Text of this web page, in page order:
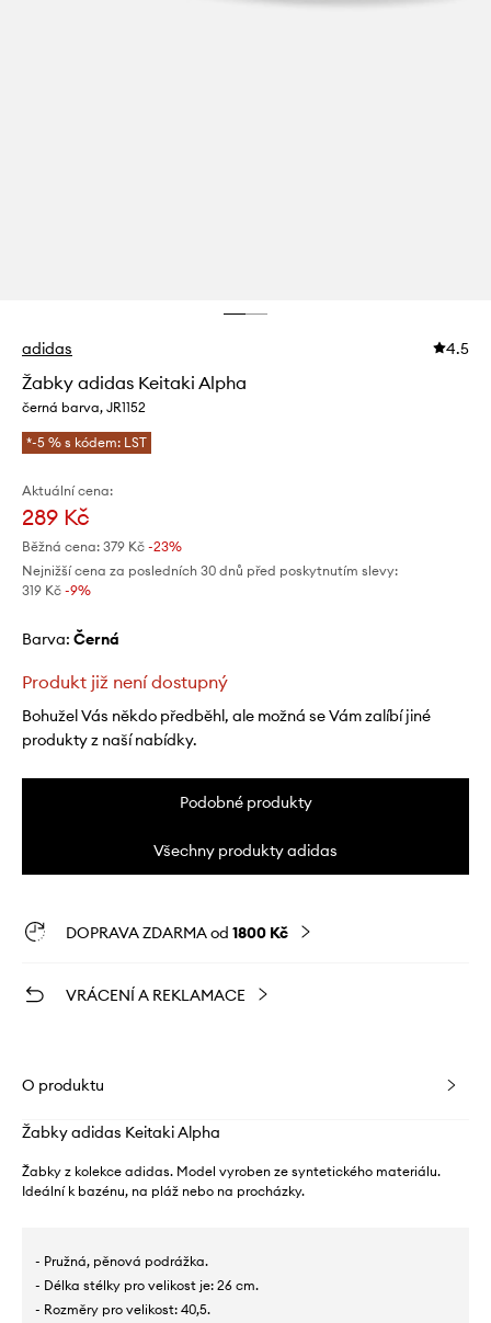
adidas 4.5
Žabky adidas Keitaki Alpha
černá barva, JR1152
*-5 % s kódem: LST
Aktuální cena:
289 Kč
Běžná cena: 379 Kč -23%
Nejnižší cena za posledních 30 dnů před poskytnutím slevy:
319 Kč -9%
Barva: černá
Produkt již není dostupný
Bohužel Vás někdo předběhl, ale možná se Vám zalíbí jiné
produkty z naší nabídky.
Podobné produkty
Všechny produkty adidas
DOPRAVA ZDARMA od 1800 Kč
VRÁCENÍ A REKLAMACE
O produktu
Žabky adidas Keitaki Alpha
Žabky z kolekce adidas. Model vyroben ze syntetického materiálu.
Ideální k bazénu, na pláž nebo na procházky.
- Pružná, pěnová podrážka.
- Délka stélky pro velikost je: 26 cm.
- Rozměry pro velikost: 40,5.